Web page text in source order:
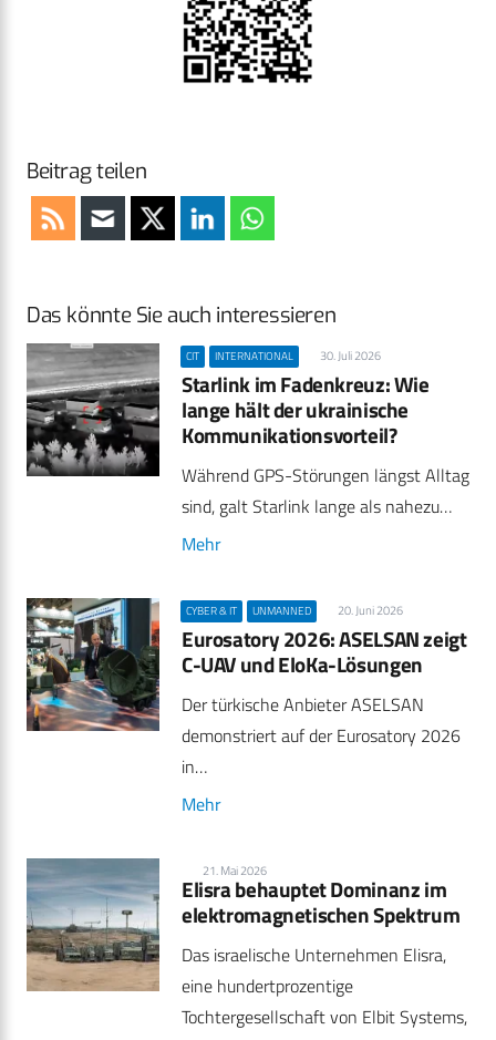
Beitrag teilen
Das könnte Sie auch interessieren
CIT INTERNATIONAL 30. Juli 2026
Starlink im Fadenkreuz: Wie
lange hält der ukrainische
Kommunikationsvorteil?
Während GPS-Störungen längst Alltag
sind, galt Starlink lange als nahezu…
Mehr
CYBER & IT UNMANNED 20. Juni 2026
Eurosatory 2026: ASELSAN zeigt
C-UAV und EloKa-Lösungen
Der türkische Anbieter ASELSAN
demonstriert auf der Eurosatory 2026
in…
Mehr
21. Mai 2026
Elisra behauptet Dominanz im
elektromagnetischen Spektrum
Das israelische Unternehmen Elisra,
eine hundertprozentige
Tochtergesellschaft von Elbit Systems,